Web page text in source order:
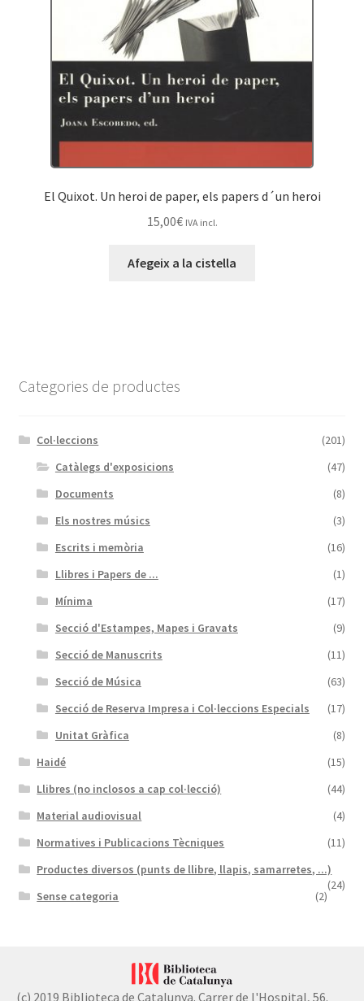
El Quixot. Un heroi de paper, els papers d´un heroi
15,00€ IVA incl.
Afegeix a la cistella
Categories de productes
Col·leccions
(201)
Catàlegs d'exposicions
(47)
Documents
(8)
Els nostres músics
(3)
Escrits i memòria
(16)
Llibres i Papers de ...
(1)
Mínima
(17)
Secció d'Estampes, Mapes i Gravats
(9)
Secció de Manuscrits
(11)
Secció de Música
(63)
Secció de Reserva Impresa i Col·leccions Especials
(17)
Unitat Gràfica
(8)
Haidé
(15)
Llibres (no inclosos a cap col·lecció)
(44)
Material audiovisual
(4)
Normatives i Publicacions Tècniques
(11)
Productes diversos (punts de llibre, llapis, samarretes, ...)
(24)
Sense categoria (2)
(c) 2019 Biblioteca de Catalunya. Carrer de l'Hospital, 56.